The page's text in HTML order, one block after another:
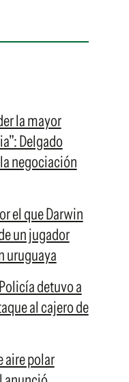
la mayor
Delgado
negociación
el que Darwin
un jugador
uruguaya
detuvo a
al cajero de
aire polar